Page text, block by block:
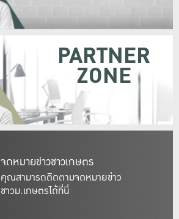
จดหมายข่าวชาวเกษตร
คุณสามารถติดตามจดหมายข่าว
ชาวม.เกษตรได้ที่นี่
PARTNER
ZONE